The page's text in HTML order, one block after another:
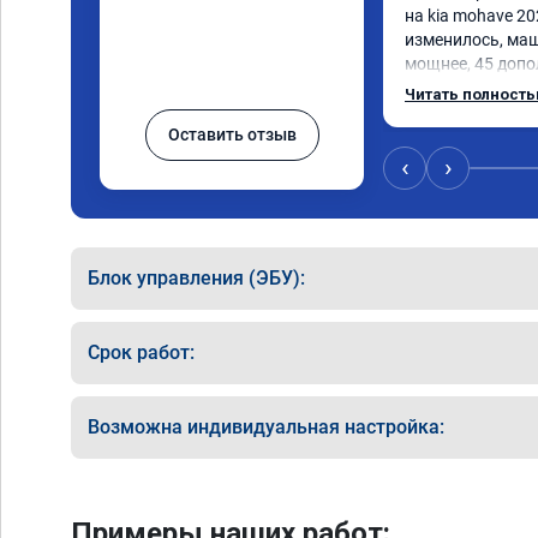
Оставить отзыв
на kia mohave
изменилось,
мощнее, 45
существенно
15 город, уже
12.5. Коробка
Читать
‹ ›
Блок управления (ЭБУ):
Срок работ:
Возможна индивидуальная настройка: